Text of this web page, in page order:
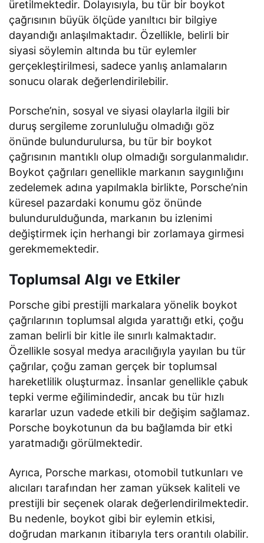
üretilmektedir. Dolayısıyla, bu tür bir boykot
çağrısının büyük ölçüde yanıltıcı bir bilgiye
dayandığı anlaşılmaktadır. Özellikle, belirli bir
siyasi söylemin altında bu tür eylemler
gerçekleştirilmesi, sadece yanlış anlamaların
sonucu olarak değerlendirilebilir.
Porsche’nin, sosyal ve siyasi olaylarla ilgili bir
duruş sergileme zorunluluğu olmadığı göz
önünde bulundurulursa, bu tür bir boykot
çağrısının mantıklı olup olmadığı sorgulanmalıdır.
Boykot çağrıları genellikle markanın saygınlığını
zedelemek adına yapılmakla birlikte, Porsche’nin
küresel pazardaki konumu göz önünde
bulundurulduğunda, markanın bu izlenimi
değiştirmek için herhangi bir zorlamaya girmesi
gerekmemektedir.
Toplumsal Algı ve Etkiler
Porsche gibi prestijli markalara yönelik boykot
çağrılarının toplumsal algıda yarattığı etki, çoğu
zaman belirli bir kitle ile sınırlı kalmaktadır.
Özellikle sosyal medya aracılığıyla yayılan bu tür
çağrılar, çoğu zaman gerçek bir toplumsal
hareketlilik oluşturmaz. İnsanlar genellikle çabuk
tepki verme eğilimindedir, ancak bu tür hızlı
kararlar uzun vadede etkili bir değişim sağlamaz.
Porsche boykotunun da bu bağlamda bir etki
yaratmadığı görülmektedir.
Ayrıca, Porsche markası, otomobil tutkunları ve
alıcıları tarafından her zaman yüksek kaliteli ve
prestijli bir seçenek olarak değerlendirilmektedir.
Bu nedenle, boykot gibi bir eylemin etkisi,
doğrudan markanın itibarıyla ters orantılı olabilir.